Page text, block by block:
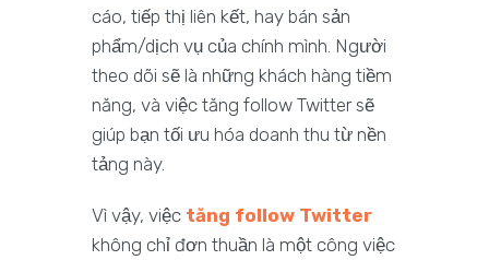
cáo, tiếp thị liên kết, hay bán sản
phẩm/dịch vụ của chính mình. Người
theo dõi sẽ là những khách hàng tiềm
năng, và việc tăng follow Twitter sẽ
giúp bạn tối ưu hóa doanh thu từ nền
tảng này.
Vì vậy, việc tăng follow Twitter
không chỉ đơn thuần là một công việc